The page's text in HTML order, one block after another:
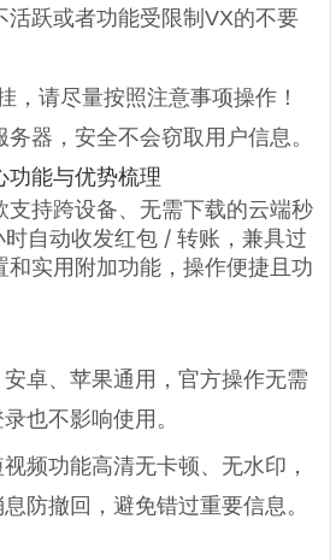
活跃或者功能受限制VX的不要
，请尽量按照注意事项操作！
器，安全不会窃取用户信息。
功能与优势梳理
支持跨设备、无需下载的云端秒
自动收发红包 / 转账，兼具过
和实用附加功能，操作便捷且功
卓、苹果通用，官方操作无需
也不影响使用。
频功能高清无卡顿、无水印，
防撤回，避免错过重要信息。